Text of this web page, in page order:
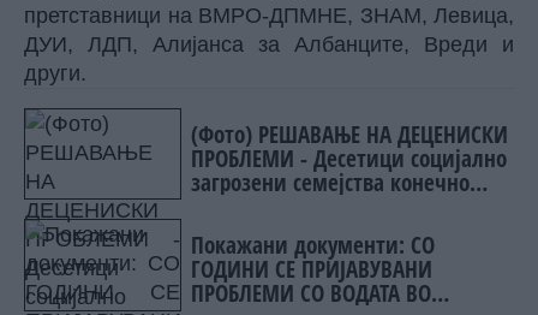
претставници на ВМРО-ДПМНЕ, ЗНАМ, Левица,
ДУИ, ЛДП, Алијанса за Албанците, Вреди и
други.
(Фото) РЕШАВАЊЕ НА ДЕЦЕНИСКИ
ПРОБЛЕМИ - Десетици социјално
загрозени семејства конечно
Покажани документи: СО
ГОДИНИ СЕ ПРИЈАВУВАНИ
ПРОБЛЕМИ СО ВОДАТА ВО